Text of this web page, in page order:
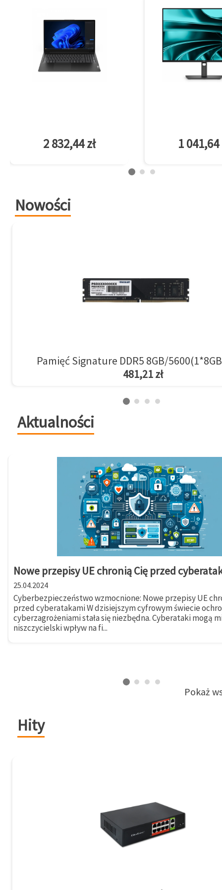
2 832,44 zł 1 041,64
Nowości
Pamięć Signature DDR5 8GB/
481,21 zł
Aktualności
Nowe przepisy UE chronią Cię przed
25.04.2024
Cyberbezpieczeństwo wzmocnione: Nowe przepisy UE
przed cyberatakami W dzisiejszym cyfrowym świecie
cyberzagrożeniami stała się niezbędna. Cyberataki mogą
niszczycielski wpływ na fi...
Pokaż
Hity